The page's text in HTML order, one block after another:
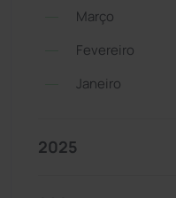
Março
Fevereiro
Janeiro
2025